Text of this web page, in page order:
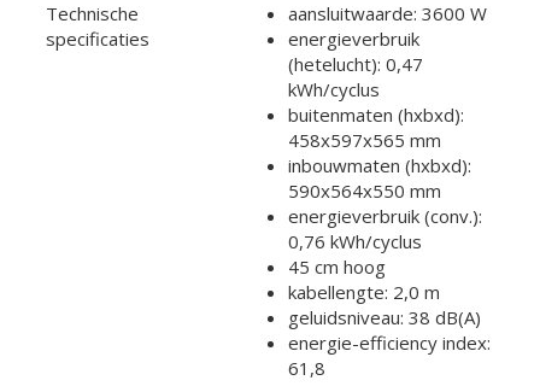
Technische
specificaties
aansluitwaarde: 3600 W
energieverbruik
(hetelucht): 0,47
kWh/cyclus
buitenmaten (hxbxd):
458x597x565 mm
inbouwmaten (hxbxd):
590x564x550 mm
energieverbruik (conv.):
0,76 kWh/cyclus
45 cm hoog
kabellengte: 2,0 m
geluidsniveau: 38 dB(A)
energie-efficiency index:
61,8